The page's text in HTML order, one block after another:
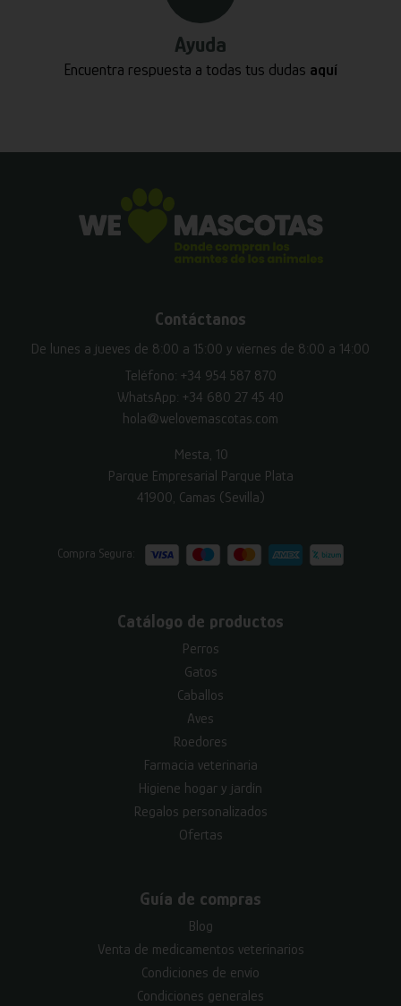
Ayuda
Encuentra respuesta a todas tus dudas aquí
Contáctanos
De lunes a jueves de 8:00 a 15:00 y viernes de 8:00 a 14:00
Teléfono: +34 954 587 870
WhatsApp: +34 680 27 45 40
hola@welovemascotas.com
Mesta, 10
Parque Empresarial Parque Plata
41900, Camas (Sevilla)
Compra Segura:
Catálogo de productos
Perros
Gatos
Caballos
Aves
Roedores
Farmacia veterinaria
Higiene hogar y jardín
Regalos personalizados
Ofertas
Guía de compras
Blog
Venta de medicamentos veterinarios
Condiciones de envío
Condiciones generales